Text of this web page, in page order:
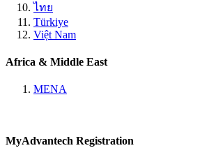
ไทย
Türkiye
Việt Nam
Africa & Middle East
MENA
MyAdvantech Registration